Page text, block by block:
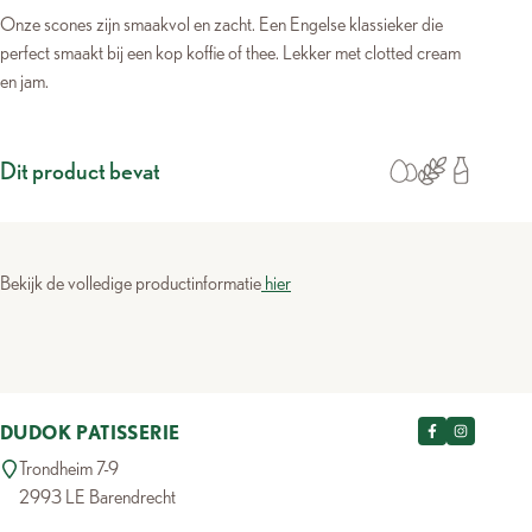
Onze scones zijn smaakvol en zacht. Een Engelse klassieker die
perfect smaakt bij een kop koffie of thee. Lekker met clotted cream
en jam.
Dit product bevat
Bekijk de volledige productinformatie hier
DUDOK PATISSERIE
Trondheim 7-9
2993 LE Barendrecht